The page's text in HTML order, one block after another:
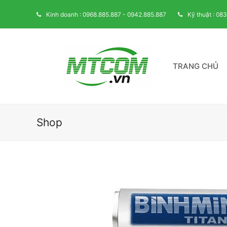
Kinh doanh : 0968.885.887 - 0942.885.887 Kỹ thuật :
TRANG CHỦ
Shop